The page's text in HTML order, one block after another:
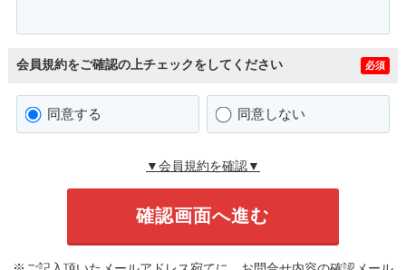
会員規約をご確認の上チェックをしてください 必須
同意する 同意しない
▼会員規約を確認▼